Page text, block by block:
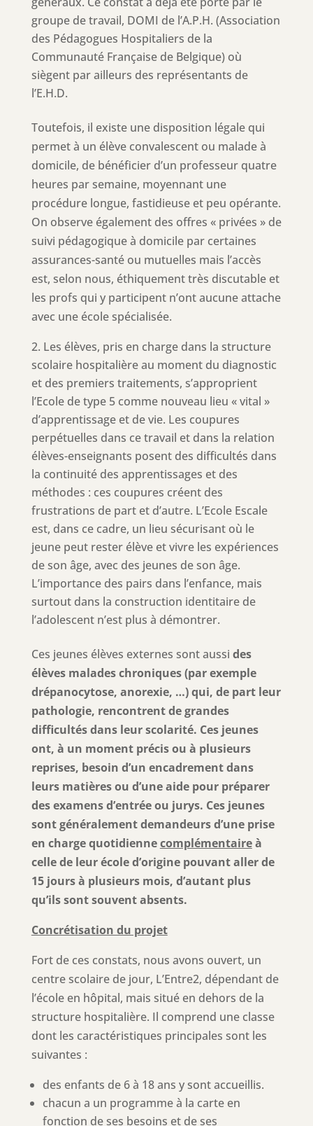
groupe de travail, DOMI de l’A.P.H. (Association
des Pédagogues Hospitaliers de la
Communauté Française de Belgique) où
siègent par ailleurs des représentants de
l’E.H.D.
Toutefois, il existe une disposition légale qui
permet à un élève convalescent ou malade à
domicile, de bénéficier d’un professeur quatre
heures par semaine, moyennant une
procédure longue, fastidieuse et peu opérante.
On observe également des offres « privées » de
suivi pédagogique à domicile par certaines
assurances-santé ou mutuelles mais l’accès
est, selon nous, éthiquement très discutable et
les profs qui y participent n’ont aucune attache
avec une école spécialisée.
Les élèves, pris en charge dans la structure
scolaire hospitalière au moment du diagnostic
et des premiers traitements, s’approprient
l’Ecole de type 5 comme nouveau lieu « vital »
d’apprentissage et de vie. Les coupures
perpétuelles dans ce travail et dans la relation
élèves-enseignants posent des difficultés dans
la continuité des apprentissages et des
méthodes : ces coupures créent des
frustrations de part et d’autre. L’Ecole Escale
est, dans ce cadre, un lieu sécurisant où le
jeune peut rester élève et vivre les expériences
de son âge, avec des jeunes de son âge.
L’importance des pairs dans l’enfance, mais
surtout dans la construction identitaire de
l’adolescent n’est plus à démontrer.
Ces jeunes élèves externes sont aussi des
élèves malades chroniques (par exemple
drépanocytose, anorexie, …) qui, de part leur
pathologie, rencontrent de grandes
difficultés dans leur scolarité. Ces jeunes
ont, à un moment précis ou à plusieurs
reprises, besoin d’un encadrement dans
leurs matières ou d’une aide pour préparer
des examens d’entrée ou jurys. Ces jeunes
sont généralement demandeurs d’une prise
en charge quotidiennecomplémentaireà
celle de leur école d’origine pouvant aller de
15 jours à plusieurs mois, d’autant plus
qu’ils sont souvent absents.
Concrétisation du projet
Fort de ces constats, nous avons ouvert, un
centre scolaire de jour, L’Entre2, dépendant de
l’école en hôpital, mais situé en dehors de la
structure hospitalière. Il comprend une classe
dont les caractéristiques principales sont les
suivantes :
des enfants de 6 à 18 ans y sont accueillis.
chacun a un programme à la carte en
fonction de ses besoins et de ses